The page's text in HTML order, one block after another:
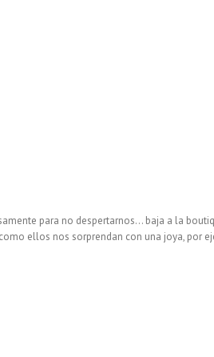
para no despertarnos… baja a la
ellos nos sorprendan con una joya, por